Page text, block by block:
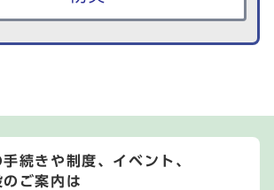
手続きや制度、イベント、
のご案内は